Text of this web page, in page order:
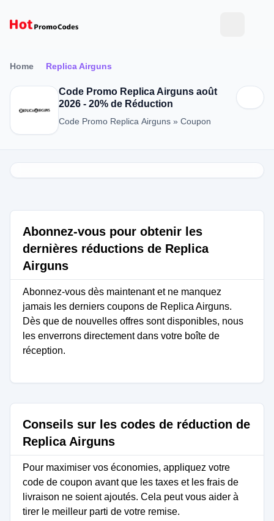
Home Replica Airguns
Code Promo Replica Airguns août
2026 - 20% de Réduction
Code Promo Replica Airguns » Coupon
Abonnez-vous pour obtenir les
dernières réductions de Replica
Airguns
Abonnez-vous dès maintenant et ne manquez
jamais les derniers coupons de Replica Airguns.
Dès que de nouvelles offres sont disponibles, nous
les enverrons directement dans votre boîte de
réception.
Conseils sur les codes de réduction de
Replica Airguns
Pour maximiser vos économies, appliquez votre
code de coupon avant que les taxes et les frais de
livraison ne soient ajoutés. Cela peut vous aider à
tirer le meilleur parti de votre remise.